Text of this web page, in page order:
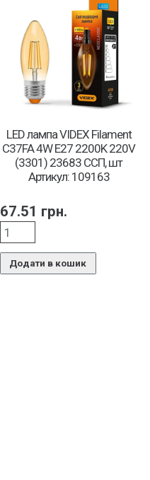
LED лампа VIDEX Filament
C37FA 4W E27 2200K 220V
(3301) 23683 ССП, шт
Артикул: 109163
67.51 грн.
Додати в кошик